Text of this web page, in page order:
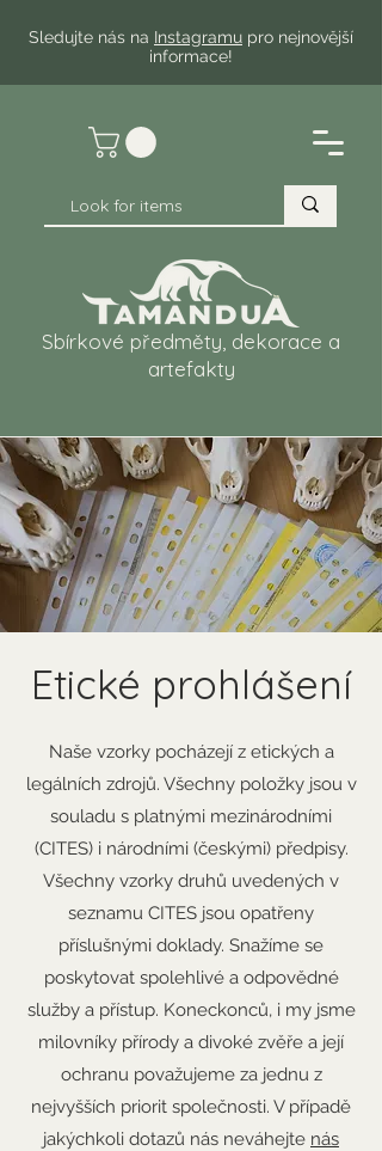
Sbírkové předměty, dekorace a
artefakty
Sledujte nás na Instagramu pro nejnovější
informace!
Etické prohlášení
Naše vzorky pocházejí z etických a
legálních zdrojů. Všechny položky jsou v
souladu s platnými mezinárodními
(CITES) i národními (českými) předpisy.
Všechny vzorky druhů uvedených v
seznamu CITES jsou opatřeny
příslušnými doklady. Snažíme se
poskytovat spolehlivé a odpovědné
služby a přístup. Koneckonců, i my jsme
milovníky přírody a divoké zvěře a její
ochranu považujeme za jednu z
nejvyšších priorit společnosti. V případě
jakýchkoli dotazů nás neváhejte nás